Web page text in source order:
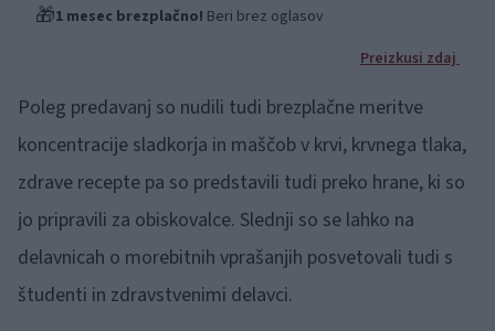
🎁1 mesec brezplačno! Beri brez oglasov
Preizkusi zdaj
Poleg predavanj so nudili tudi brezplačne meritve
koncentracije sladkorja in maščob v krvi, krvnega tlaka,
zdrave recepte pa so predstavili tudi preko hrane, ki so
jo pripravili za obiskovalce. Slednji so se lahko na
delavnicah o morebitnih vprašanjih posvetovali tudi s
študenti in zdravstvenimi delavci.